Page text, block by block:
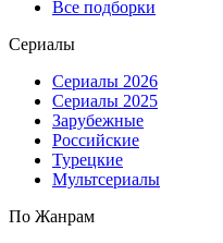
Все подборки
Сериалы
Сериалы 2026
Сериалы 2025
Зарубежные
Российские
Турецкие
Мультсериалы
По Жанрам